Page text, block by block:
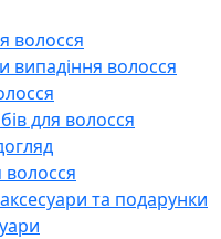
волосся
випадіння волосся
для волосся
та подарунки